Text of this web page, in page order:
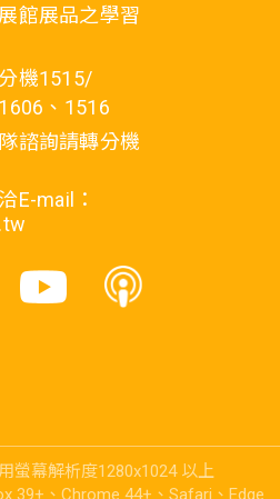
館展品之學習
機1515/
、1516
諮詢請轉分機
E-mail：
螢幕解析度1280x1024 以上
39+、Chrome 44+、Safari、Edge